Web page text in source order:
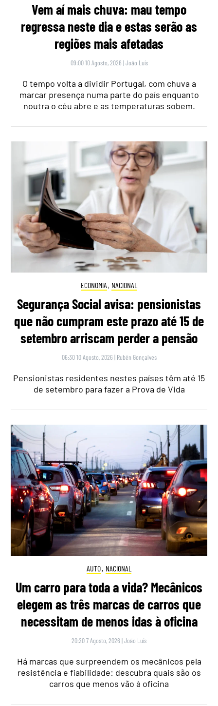
Vem aí mais chuva: mau tempo
regressa neste dia e estas serão as
regiões mais afetadas
09:00 10 Agosto, 2026 |João Luís
O tempo volta a dividir Portugal, com chuva a
marcar presença numa parte do país enquanto
noutra o céu abre e as temperaturas sobem.
ECONOMIA , NACIONAL
Segurança Social avisa: pensionistas
que não cumpram este prazo até 15 de
setembro arriscam perder a pensão
06:30 10 Agosto, 2026 | Rubén Gonçalves
Pensionistas residentes nestes países têm até 15
de setembro para fazer a Prova de Vida
AUTO, NACIONAL
Um carro para toda a vida? Mecânicos
elegem as três marcas de carros que
necessitam de menos idas à oficina
20:20 7 Agosto, 2026 |João Luís
Há marcas que surpreendem os mecânicos pela
resistência e fiabilidade: descubra quais são os
carros que menos vão à oficina